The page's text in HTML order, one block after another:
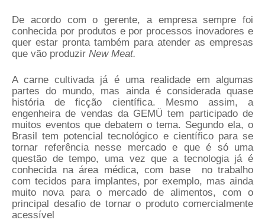
De acordo com o gerente, a empresa sempre foi
conhecida por produtos e por processos inovadores e
quer estar pronta também para atender as empresas
que vão produzir New Meat.
A carne cultivada já é uma realidade em algumas
partes do mundo, mas ainda é considerada quase
história de ficção científica. Mesmo assim, a
engenheira de vendas da GEMÜ tem participado de
muitos eventos que debatem o tema. Segundo ela, o
Brasil tem potencial tecnológico e científico para se
tornar referência nesse mercado e que é só uma
questão de tempo, uma vez que a tecnologia já é
conhecida na área médica, com base
no trabalho
com tecidos para implantes, por exemplo, mas ainda
muito nova para o mercado de alimentos, com o
principal desafio de tornar o produto comercialmente
acessível